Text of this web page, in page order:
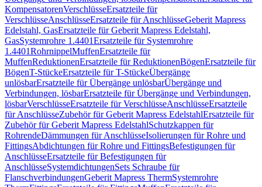
KompensatorenVerschlüsseErsatzteile für
VerschlüsseAnschlüsseErsatzteile für AnschlüsseGeberit Mapress
Edelstahl, GasErsatzteile für Geberit Mapress Edelstahl,
GasSystemrohre 1.4401Ersatzteile für Systemrohre
1.4401RohrnippelMuffenErsatzteile für
MuffenReduktionenErsatzteile für ReduktionenBögenErsatzteile für
BögenT-StückeErsatzteile für T-StückeÜbergänge
unlösbarErsatzteile für Übergänge unlösbarÜbergänge und
Verbindungen, lösbarErsatzteile für Übergänge und Verbindungen,
lösbarVerschlüsseErsatzteile für VerschlüsseAnschlüsseErsatzteile
für AnschlüsseZubehör für Geberit Mapress EdelstahlErsatzteile für
Zubehör für Geberit Mapress EdelstahlSchutzkappen für
RohrendeDämmungen für AnschlüsseIsolierungen für Rohre und
FittingsAbdichtungen für Rohre und FittingsBefestigungen für
AnschlüsseErsatzteile für Befestigungen für
AnschlüsseSystemdichtungenSets Schraube für
FlanschverbindungenGeberit Mapress ThermSystemrohre